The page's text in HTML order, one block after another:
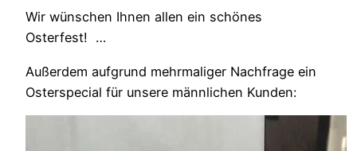
Wir wünschen Ihnen allen ein schönes
Osterfest! …
Außerdem aufgrund mehrmaliger Nachfrage ein
Osterspecial für unsere männlichen Kunden: